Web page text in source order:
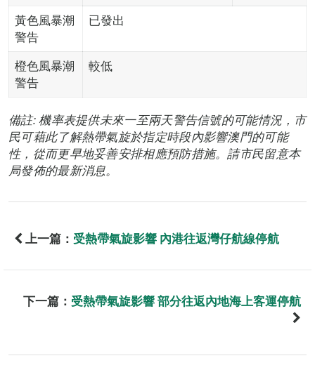
黃色風暴潮
警告
已發出
橙色風暴潮
警告
較低
備註: 機率表提供未來一至兩天警告信號的可能情況，市
民可藉此了解熱帶氣旋於指定時段內影響澳門的可能
性，從而更早地妥善安排相應預防措施。請市民留意本
局發佈的最新消息。
上一篇： 受熱帶氣旋影響 內港往返灣仔航線停航
下一篇： 受熱帶氣旋影響 部分往返內地海上客運停航